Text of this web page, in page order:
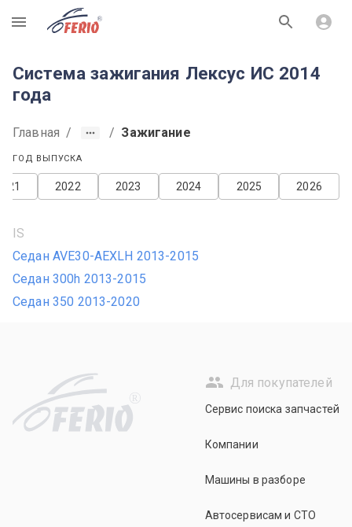
R
Система зажигания Лексус ИС 2014
года
Главная / / Зажигание
ГОД ВЫПУСКА
2026
2025
2024
2023
2022
IS
Седан AVE30-AEXLH 2013-2015
Седан 300h 2013-2015
Седан 350 2013-2020
R
Для покупателей
Сервис поиска запчастей
Компании
Машины в разборе
Автосервисам и СТО